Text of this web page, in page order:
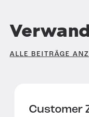
ALLE BEITRÄGE
Customer